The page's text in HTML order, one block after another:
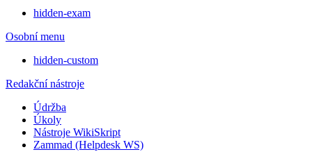
hidden-exam
Osobní menu
hidden-custom
Redakční nástroje
Údržba
Úkoly
Nástroje WikiSkript
Zammad (Helpdesk WS)